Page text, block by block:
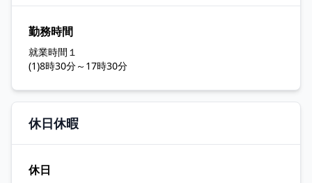
勤務時間
就業時間１
(1)8時30分～17時30分
休日休暇
休日